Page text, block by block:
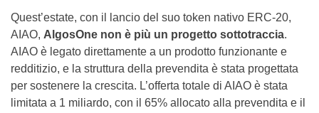
Quest’estate, con il lancio del suo token nativo ERC-20,
AIAO, AlgosOne non è più un progetto sottotraccia.
AIAO è legato direttamente a un prodotto funzionante e
redditizio, e la struttura della prevendita è stata progettata
per sostenere la crescita. L’offerta totale di AIAO è stata
limitata a 1 miliardo, con il 65% allocato alla prevendita e il